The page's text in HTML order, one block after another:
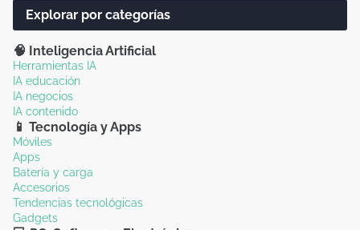
Explorar por categorías
🧠 Inteligencia Artificial
Herramientas IA
IA educación
IA negocios
IA contenido
📱 Tecnología y Apps
Móviles
Apps
Batería y carga
Accesorios
Tendencias tecnológicas
Gadgets